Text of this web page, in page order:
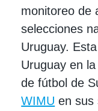
monitoreo de
selecciones
Uruguay.
Uruguay en
de fútbol de
WIMU en sus